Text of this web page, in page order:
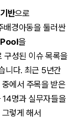
반으로
배경아동을 둘러싼
Pool을
구성된 이슈 목록을
니다. 최근 5년간
에서 주목을 받은
14명과 실무자들을
렇게 해서